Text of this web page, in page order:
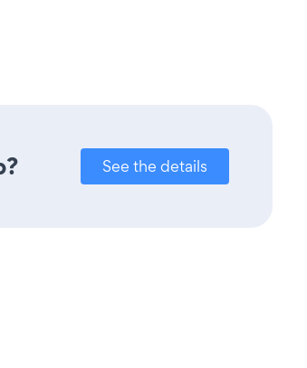
See the details